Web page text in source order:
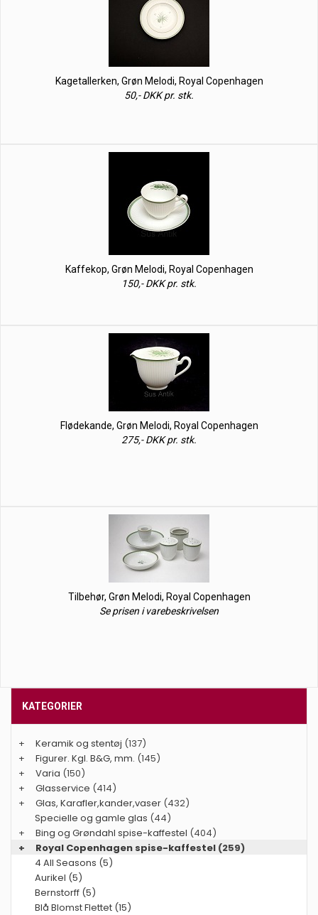
Kagetallerken, Grøn Melodi, Royal Copenhagen
50,- DKK pr. stk.
Kaffekop, Grøn Melodi, Royal Copenhagen
150,- DKK pr. stk.
Flødekande, Grøn Melodi, Royal Copenhagen
275,- DKK pr. stk.
Tilbehør, Grøn Melodi, Royal Copenhagen
Se prisen i varebeskrivelsen
KATEGORIER
+ Keramik og stentøj (137)
+
Figurer. Kgl. B&G, mm. (145)
+
Varia (150)
+
Glasservice (414)
+
Glas, Karafler,kander,vaser (432)
Specielle og gamle glas (44)
+
Bing og Grøndahl spise-kaffestel (404)
+
Royal Copenhagen spise-kaffestel (259)
4 All Seasons (5)
Aurikel (5)
Bernstorff (5)
Blå Blomst Flettet (15)